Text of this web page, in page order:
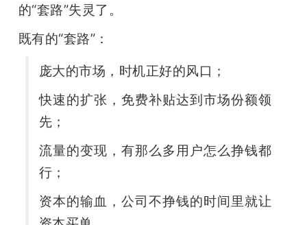
的“套路”失灵了。
既有的“套路”：
庞大的市场，时机正好的风口；
快速的扩张，免费补贴达到市场份额领
先；
流量的变现，有那么多用户怎么挣钱都
行；
资本的输血，公司不挣钱的时间里就让